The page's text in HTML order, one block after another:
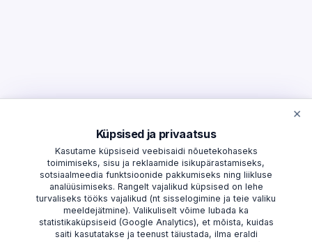
×
Küpsised ja privaatsus
Kasutame küpsiseid veebisaidi nõuetekohaseks
toimimiseks, sisu ja reklaamide isikupärastamiseks,
sotsiaalmeedia funktsioonide pakkumiseks ning liikluse
analüüsimiseks. Rangelt vajalikud küpsised on lehe
turvaliseks tööks vajalikud (nt sisselogimine ja teie valiku
meeldejätmine). Valikuliselt võime lubada ka
statistikaküpsiseid (Google Analytics), et mõista, kuidas
saiti kasutatakse ja teenust täiustada, ilma eraldi